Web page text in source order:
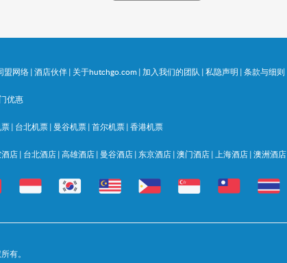
盟网络 | 酒店伙伴 | 关于hutchgo.com | 加入我们的团队 | 私隐声明 | 条款与细则
优惠
票 | 台北机票 | 曼谷机票 | 首尔机票 | 香港机票
店 | 台北酒店 | 高雄酒店 | 曼谷酒店 | 东京酒店 | 澳门酒店 | 上海酒店 | 澳洲酒店
有。